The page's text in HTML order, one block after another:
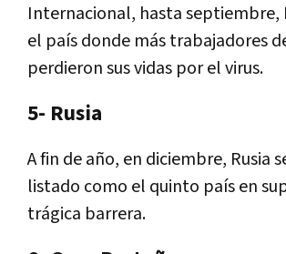
Internacional, hasta septiembre,
el país donde más trabajadores
perdieron sus vidas por el virus.
5- Rusia
A fin de año, en diciembre, Rusia
listado como el quinto país en
trágica barrera.